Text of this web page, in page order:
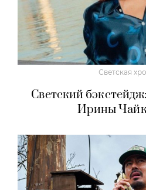
Светская
Светский
Ирины